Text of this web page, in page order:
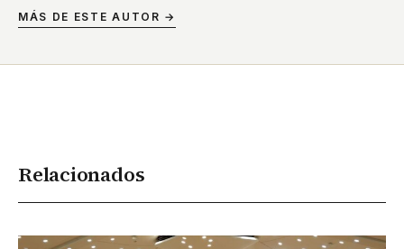
MÁS DE ESTE AUTOR →
Relacionados